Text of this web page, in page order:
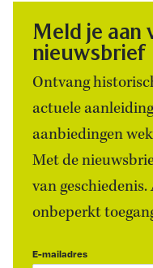
Meld je aan
nieuwsbrief
Ontvang
actuele
aanbiedingen
Met de
van
onbeperkt
E-mailadres